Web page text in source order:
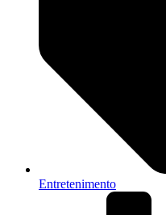
Entretenimento